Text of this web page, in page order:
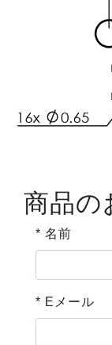
商品の
* 名前
* Eメール